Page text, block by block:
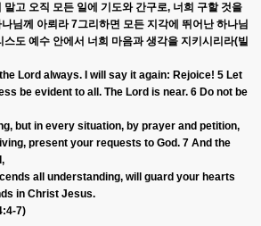
말고 오직 모든 일에 기도와 간구로, 너희 구할 것을
님께 아뢰라7그리하면 모든 지각에 뛰어난 하나님
스도 예수 안에서 너희 마음과 생각을 지키시리라(빌
Lord always. I will say it again: Rejoice! 5 Let
be evident to all. The Lord is near. 6 Do not be
but in every situation, by prayer and petition,
present your requests to God. 7 And the
all understanding, will guard your hearts
in Christ Jesus.
7)